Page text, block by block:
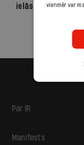
ielās
Par IR
Manifests
vienmēr var